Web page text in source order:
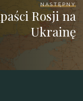
NASTĘPNY
Rosji na
Ukrainę